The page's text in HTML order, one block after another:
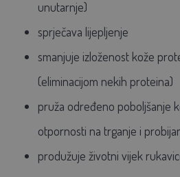
unutarnje)
sprječava lijepljenje
smanjuje izloženost kože
(eliminacijom nekih proteina)
pruža određeno poboljšanje
otpornosti na trganje i
produžuje životni vijek